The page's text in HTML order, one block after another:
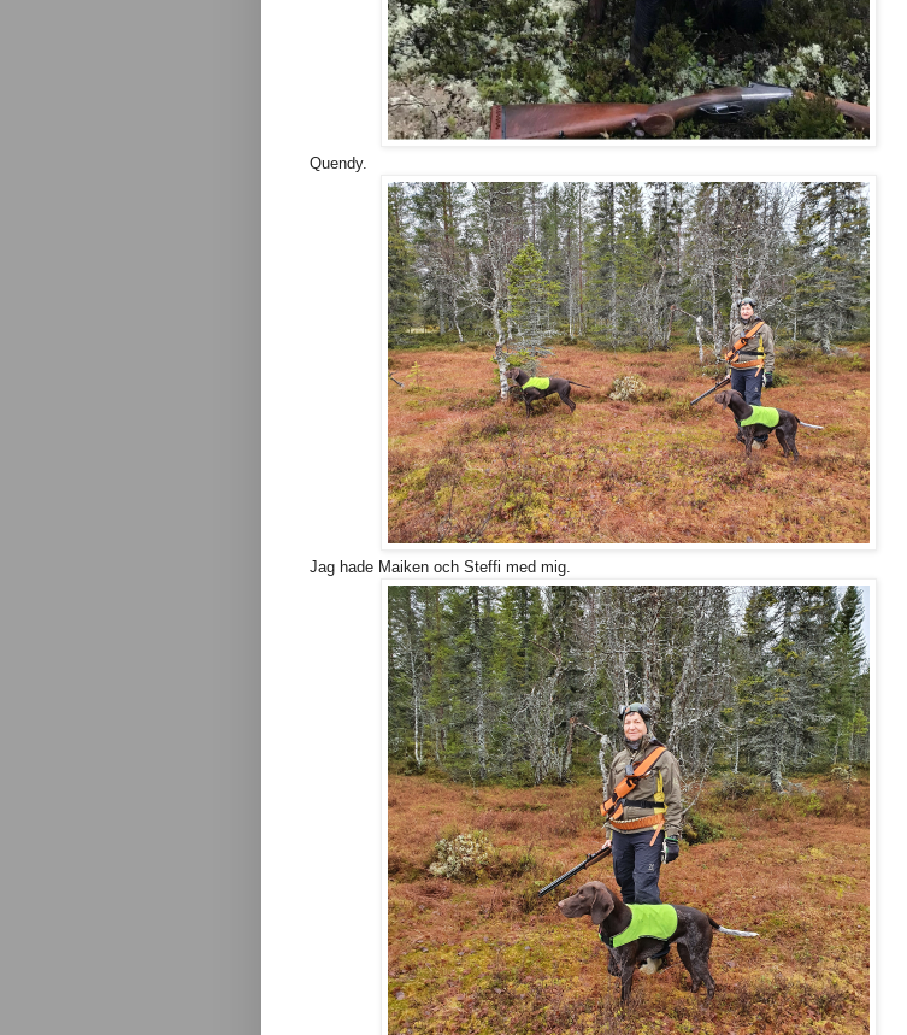
Quendy.
Jag hade Maiken och Steffi med mig.